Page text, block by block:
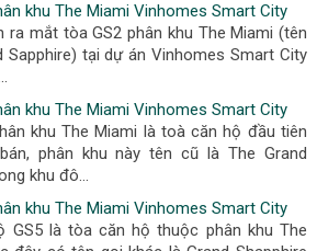
khu The Miami Vinhomes Smart City
ra mắt tòa GS2 phân khu The Miami (tên
Sapphire) tại dự án Vinhomes Smart City
khu The Miami Vinhomes Smart City
khu The Miami là toà căn hộ đầu tiên
phân khu này tên cũ là The Grand
khu đô...
khu The Miami Vinhomes Smart City
GS5 là tòa căn hộ thuộc phân khu The